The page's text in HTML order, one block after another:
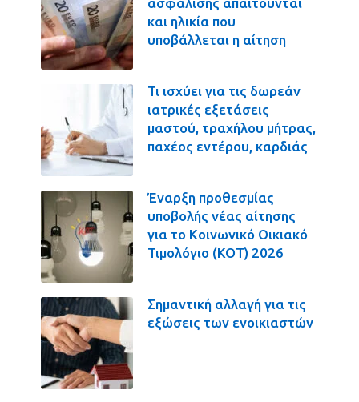
ασφάλισης απαιτούνται
και ηλικία που
υποβάλλεται η αίτηση
Τι ισχύει για τις δωρεάν
ιατρικές εξετάσεις
μαστού, τραχήλου μήτρας,
παχέος εντέρου, καρδιάς
Έναρξη προθεσμίας
υποβολής νέας αίτησης
για το Κοινωνικό Οικιακό
Τιμολόγιο (ΚΟΤ) 2026
Σημαντική αλλαγή για τις
εξώσεις των ενοικιαστών